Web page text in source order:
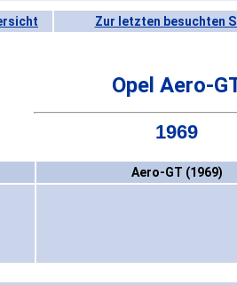
Zur letzten besuchten
Opel Aero-
1969
Aero-GT (1969)